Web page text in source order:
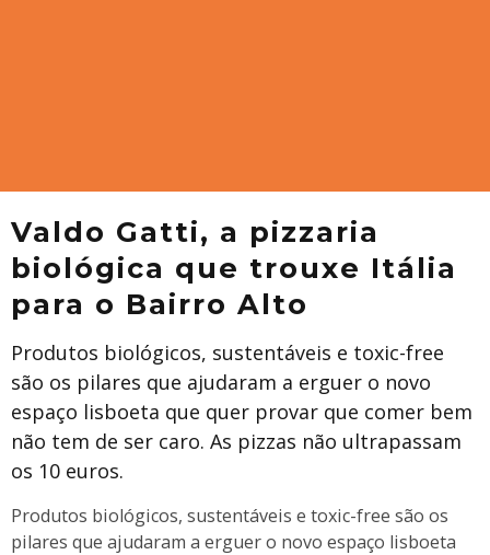
Valdo Gatti, a pizzaria
biológica que trouxe Itália
para o Bairro Alto
Produtos biológicos, sustentáveis e toxic-free
são os pilares que ajudaram a erguer o novo
espaço lisboeta que quer provar que comer bem
não tem de ser caro. As pizzas não ultrapassam
os 10 euros.
Produtos biológicos, sustentáveis e toxic-free são os
pilares que ajudaram a erguer o novo espaço lisboeta